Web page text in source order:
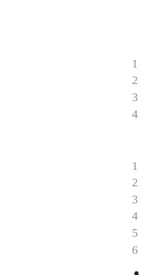
1
2
3
4
1
2
3
4
5
6